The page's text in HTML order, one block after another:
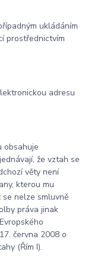
ukládáním
prostřednictvím
adresu
obsahuje
že vztah se
věty není
kterou mu
nelze smluvně
práva jinak
června 2008 o
(Řím I).